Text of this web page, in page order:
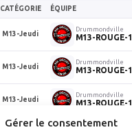
Gérer le consentement
CATÉGORIE ÉQUIPE
M13-Jeudi
Drummondville
M13-ROUGE-1
M13-Jeudi
Drummondville
M13-ROUGE-1
M13-Jeudi
Drummondville
M13-ROUGE-1
Drummondville